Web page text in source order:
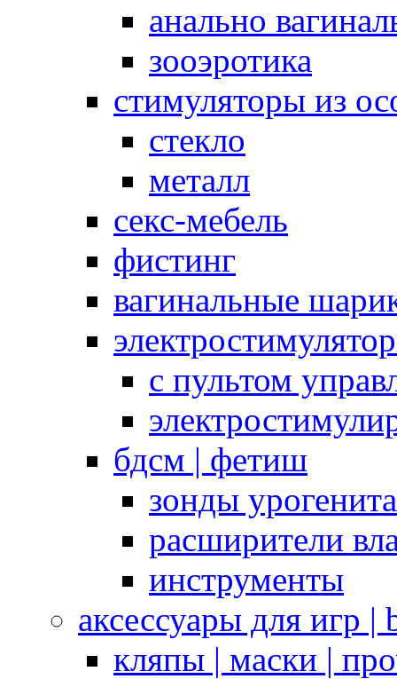
анально
зооэротика
стимуляторы из
стекло
металл
секс-мебель
фистинг
вагинальные
с пультом
бдсм | фетиш
зонды
расширители
инструменты
аксессуары для игр |
кляпы | маски |